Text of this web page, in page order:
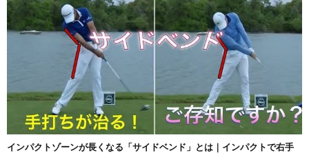
インパクトゾーンが長くなる「サイドベンド」とは｜インパクトで右手